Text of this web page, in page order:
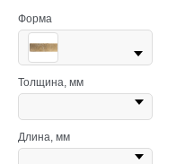
Форма
Толщина, мм
Длина, мм